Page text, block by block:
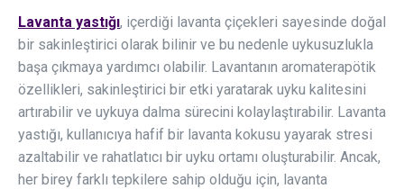
Lavanta yastığı, içerdiği lavanta çiçekleri sayesinde doğal
bir sakinleştirici olarak bilinir ve bu nedenle uykusuzlukla
başa çıkmaya yardımcı olabilir. Lavantanın aromaterapötik
özellikleri, sakinleştirici bir etki yaratarak uyku kalitesini
artırabilir ve uykuya dalma sürecini kolaylaştırabilir. Lavanta
yastığı, kullanıcıya hafif bir lavanta kokusu yayarak stresi
azaltabilir ve rahatlatıcı bir uyku ortamı oluşturabilir. Ancak,
her birey farklı tepkilere sahip olduğu için, lavanta